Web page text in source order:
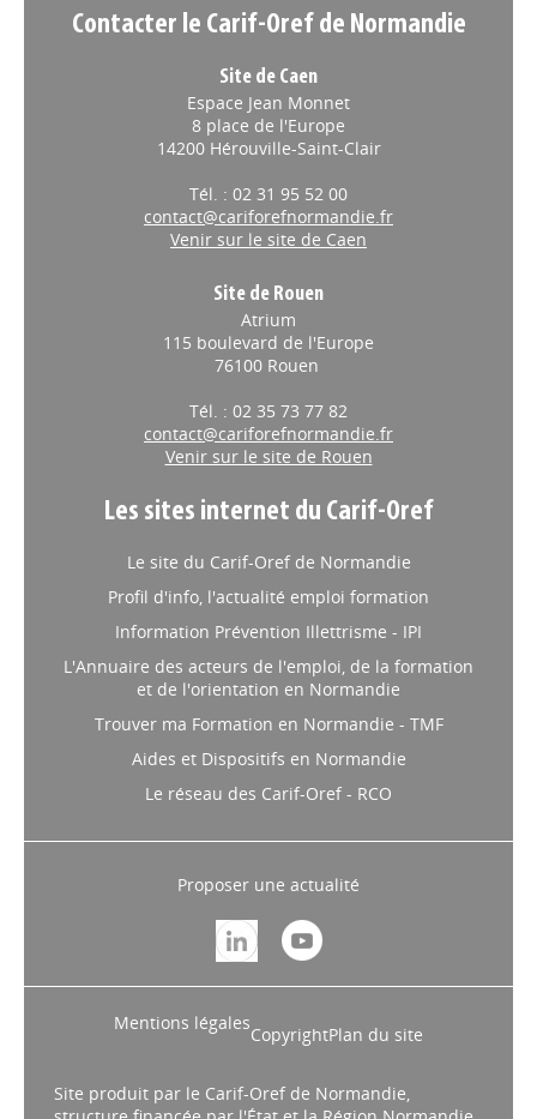
Contacter le Carif-Oref de Normandie
Site de Caen
Espace Jean Monnet
8 place de l'Europe
14200 Hérouville-Saint-Clair
Tél. : 02 31 95 52 00
contact@cariforefnormandie.fr
Venir sur le site de Caen
Site de Rouen
Atrium
115 boulevard de l'Europe
76100 Rouen
Tél. : 02 35 73 77 82
contact@cariforefnormandie.fr
Venir sur le site de Rouen
Les sites internet du Carif-Oref
Le site du Carif-Oref de Normandie
Profil d'info, l'actualité emploi formation
Information Prévention Illettrisme - IPI
L'Annuaire des acteurs de l'emploi, de la formation
et de l'orientation en Normandie
Trouver ma Formation en Normandie - TMF
Aides et Dispositifs en Normandie
Le réseau des Carif-Oref - RCO
Proposer une actualité
Mentions légales
CopyrightPlan du site
Site produit par le Carif-Oref de Normandie,